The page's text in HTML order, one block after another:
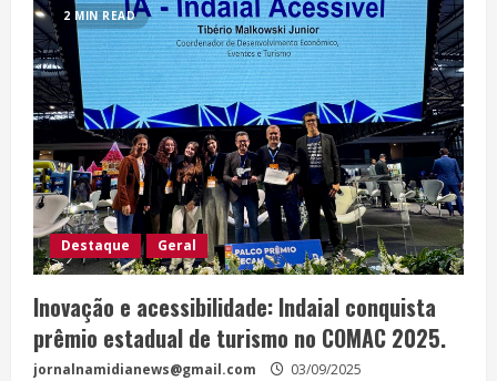
2 MIN READ
Destaque Geral
Inovação e acessibilidade: Indaial conquista
prêmio estadual de turismo no COMAC 2025.
jornalnamidianews@gmail.com 03/09/2025